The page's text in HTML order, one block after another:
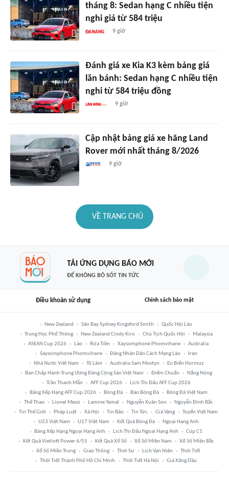
tháng 8: Sedan hạng C nhiều tiện
nghi giá từ 584 triệu
9 giờ
Đánh giá xe Kia K3 kèm bảng giá
lăn bánh: Sedan hạng C nhiều tiện
nghi từ 584 triệu đồng
9 giờ
Cập nhật bảng giá xe hãng Land
Rover mới nhất tháng 8/2026
9 giờ
VỀ TRANG CHỦ
TẢI ỨNG DỤNG BÁO MỚI
ĐỂ KHÔNG BỎ SÓT TIN TỨC
Điều khoản sử dụng Chính sách bảo mật
New Zealand Sân Bay Sydney Kingsford Smith
Quốc Hội Lào
Trung Học Phổ Thông
New Zealand Cindy Kiro Chủ Tịch Quốc Hội
Malaysia
ASEAN Cup 2026
Lào Rửa Tiền Xaysomphone Phomvihane
Australia
Saysomphone Phomvihane
Đảng Nhân Dân Cách Mạng Lào
Iran
Nhà Nước Việt Nam
Tô Lâm Australia Sam Mostyn
Eo Biển Hormuz
Ban Chấp Hành Trung Ương Đảng Cộng Sản Việt Nam
Điểm Chuẩn
Nắng Nóng
Trần Thanh Mẫn
AFF Cup 2026
Lịch Thi Đấu AFF Cup 2026
Bảng Xếp Hạng AFF Cup 2026
Bóng Đá Báo Bóng Đá
Bóng Đá Việt Nam
Thể Thao
Lionel Messi Lamine Yamal Nguyễn Xuân Son
Nguyễn Đình Bắc
Tin Thế Giới
Pháp Luật Xã Hội Tin Bão Tin Tức Giá Vàng
Tuyển Việt Nam
U23 Việt Nam
U17 Việt Nam Kết Quả Bóng Đá
Ngoại Hạng Anh
Bảng Xếp Hạng Ngoại Hạng Anh
Lịch Thi Đấu Ngoại Hạng Anh
Cúp C1
Kết Quả Vietlott Power 6/55
Kết Quả Xổ Số Xổ Số Miền Nam
Xổ Số Miền Bắc
Xổ Số Miền Trung
Giao Thông Thời Sự Lịch Vạn Niên
Thời Tiết
Thời Tiết Thành Phố Hồ Chí Minh
Thời Tiết Hà Nội Giá Xăng Dầu